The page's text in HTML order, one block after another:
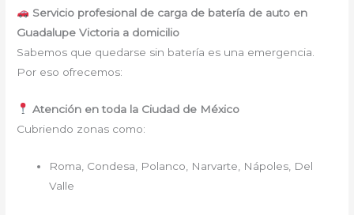
Servicio profesional de carga de batería de auto en
Guadalupe Victoria a domicilio
Sabemos que quedarse sin batería es una emergencia.
Por eso ofrecemos:
Atención en toda la Ciudad de México
Cubriendo zonas como:
Roma, Condesa, Polanco, Narvarte, Nápoles, Del
Valle